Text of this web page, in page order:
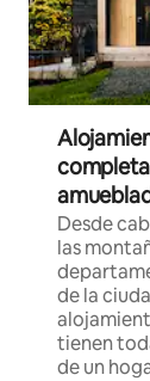
Desde
las
de la
tienen
de un